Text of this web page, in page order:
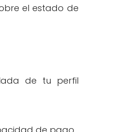
el estado de
de tu perfil